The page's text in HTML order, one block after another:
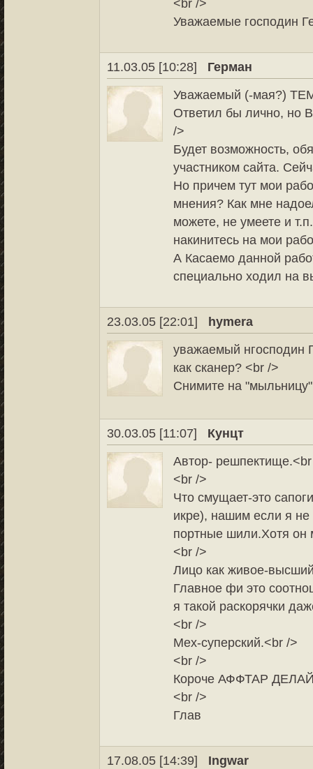
<br />
Уважаемые господин
11.03.05 [10:28]
Герман
Уважаемый (-мая?)
Ответил бы лично, но
/>
Будет возможность,
участником сайта.
Но причем тут мои
мнения? Как мне
можете, не умеете и
накинитесь на мои
А Касаемо данной
специально ходил на
23.03.05 [22:01]
hymera
уважаемый нгосподин
как сканер? <br />
Снимите на "мыльницу"
30.03.05 [11:07]
Кунцт
Автор-
<br />
Что смущает-это
икре), нашим если я
портные шили.Хотя он
<br />
Лицо как живое-
Главное фи это
я такой раскорячки
<br />
Мех-суперский.<br />
<br />
Короче АФФТАР
<br />
Глав
17.08.05 [14:39]
Ingwar